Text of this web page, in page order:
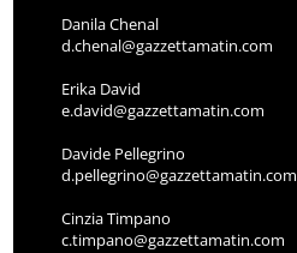
Danila Chenal
d.chenal@gazzettamatin.com
Erika David
e.david@gazzettamatin.com
Davide Pellegrino
d.pellegrino@gazzettamatin.com
Cinzia Timpano
c.timpano@gazzettamatin.com